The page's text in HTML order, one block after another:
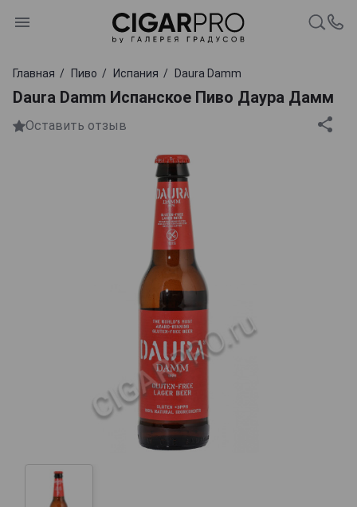
Главная Пиво Испания Daura Damm
Daura Damm Испанское Пиво Даура Дамм
Оставить отзыв